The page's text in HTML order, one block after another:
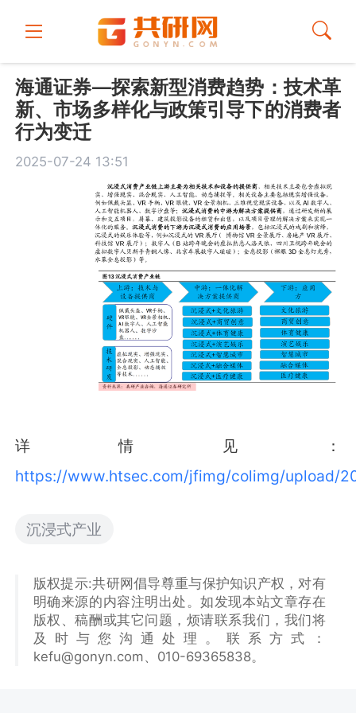
海通证券—探索新型消费趋势：技术革
新、市场多样化与政策引导下的消费者
行为变迁
2025-07-24 13:51
详情见：
https://www.htsec.com/jfimg/colimg/upload/
沉浸式产业
版权提示:共研网倡导尊重与保护知识产权，对有
明确来源的内容注明出处。如发现本站文章存在
版权、稿酬或其它问题，烦请联系我们，我们将
及时与您沟通处理。联系方式：
kefu@gonyn.com、010-69365838。